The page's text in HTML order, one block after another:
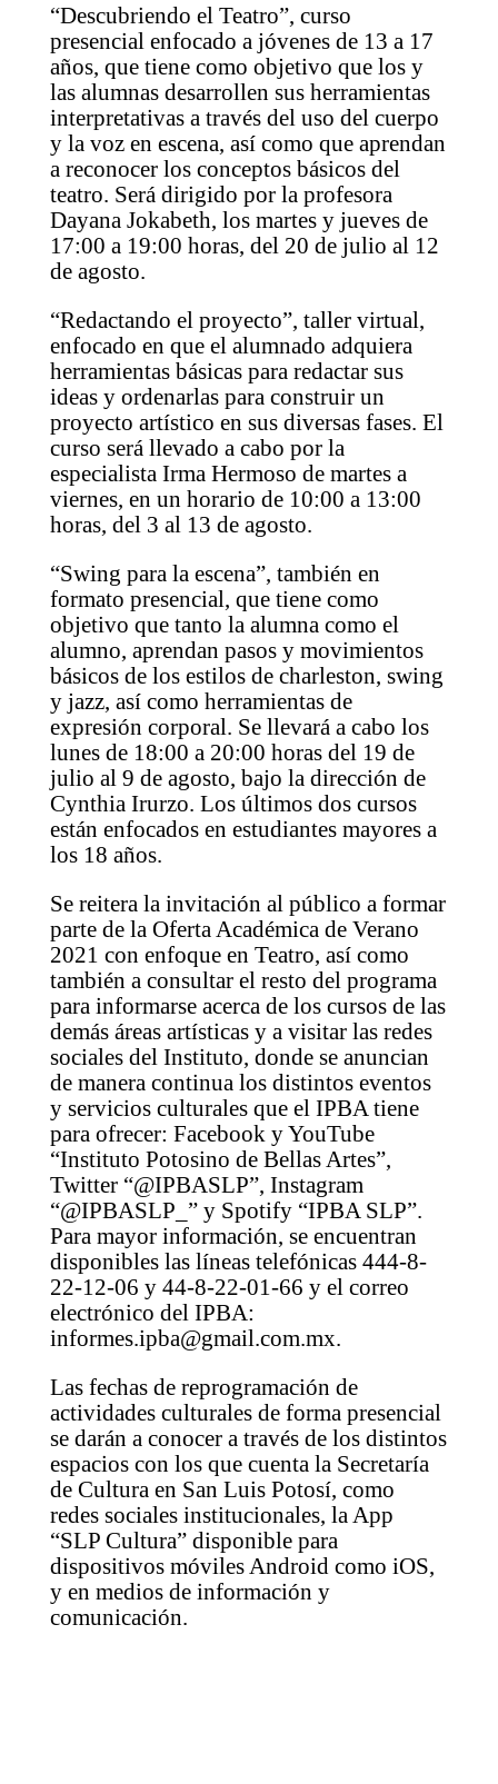
“Descubriendo el Teatro”, curso
presencial enfocado a jóvenes de 13 a 17
años, que tiene como objetivo que los y
las alumnas desarrollen sus herramientas
interpretativas a través del uso del cuerpo
y la voz en escena, así como que aprendan
a reconocer los conceptos básicos del
teatro. Será dirigido por la profesora
Dayana Jokabeth, los martes y jueves de
17:00 a 19:00 horas, del 20 de julio al 12
de agosto.
“Redactando el proyecto”, taller virtual,
enfocado en que el alumnado adquiera
herramientas básicas para redactar sus
ideas y ordenarlas para construir un
proyecto artístico en sus diversas fases. El
curso será llevado a cabo por la
especialista Irma Hermoso de martes a
viernes, en un horario de 10:00 a 13:00
horas, del 3 al 13 de agosto.
“Swing para la escena”, también en
formato presencial, que tiene como
objetivo que tanto la alumna como el
alumno, aprendan pasos y movimientos
básicos de los estilos de charleston, swing
y jazz, así como herramientas de
expresión corporal. Se llevará a cabo los
lunes de 18:00 a 20:00 horas del 19 de
julio al 9 de agosto, bajo la dirección de
Cynthia Irurzo. Los últimos dos cursos
están enfocados en estudiantes mayores a
los 18 años.
Se reitera la invitación al público a formar
parte de la Oferta Académica de Verano
2021 con enfoque en Teatro, así como
también a consultar el resto del programa
para informarse acerca de los cursos de las
demás áreas artísticas y a visitar las redes
sociales del Instituto, donde se anuncian
de manera continua los distintos eventos
y servicios culturales que el IPBA tiene
para ofrecer: Facebook y YouTube
“Instituto Potosino de Bellas Artes”,
Twitter “@IPBASLP”, Instagram
“@IPBASLP_” y Spotify “IPBA SLP”.
Para mayor información, se encuentran
disponibles las líneas telefónicas 444-8-
22-12-06 y 44-8-22-01-66 y el correo
electrónico del IPBA:
informes.ipba@gmail.com.mx.
Las fechas de reprogramación de
actividades culturales de forma presencial
se darán a conocer a través de los distintos
espacios con los que cuenta la Secretaría
de Cultura en San Luis Potosí, como
redes sociales institucionales, la App
“SLP Cultura” disponible para
dispositivos móviles Android como iOS,
y en medios de información y
comunicación.